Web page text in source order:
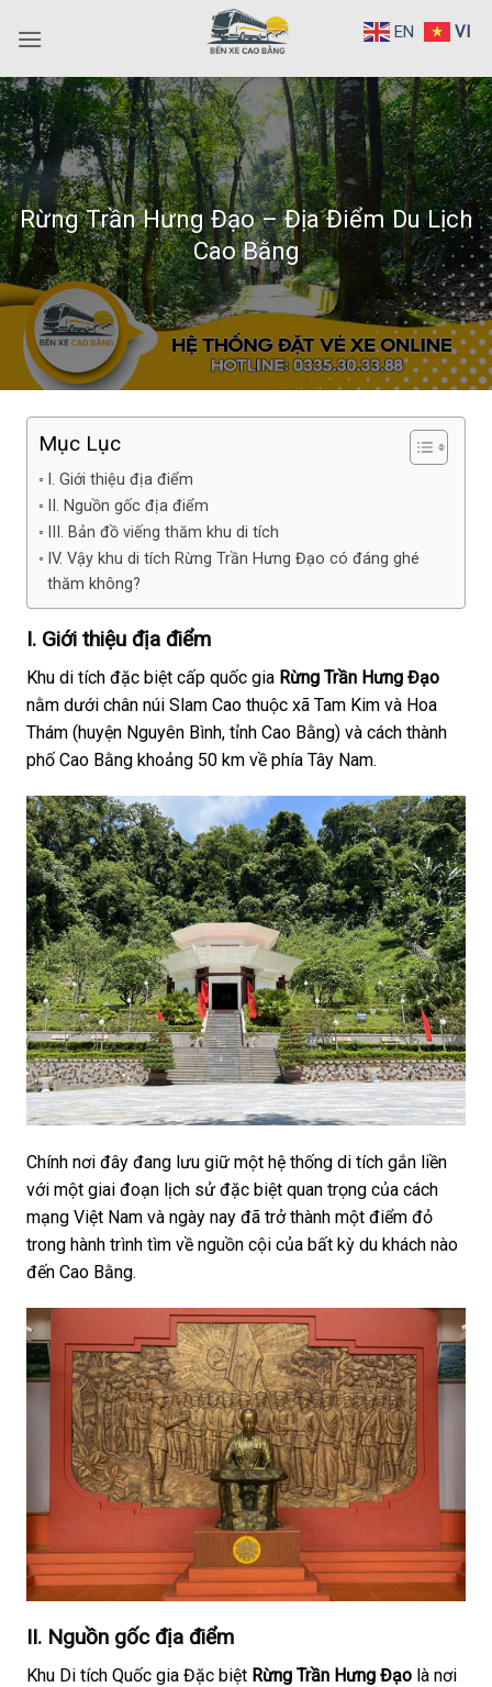
qua
dung
Rừng Trần Hưng Đạo – Địa Điểm Du Lịch
Cao Bằng
Mục Lục
I. Giới thiệu địa điểm
II. Nguồn gốc địa điểm
III. Bản đồ viếng thăm khu di tích
IV. Vậy khu di tích Rừng Trần Hưng Đạo có đáng ghé
thăm không?
I. Giới thiệu địa điểm
Khu di tích đặc biệt cấp quốc gia Rừng Trần Hưng Đạo
nằm dưới chân núi Slam Cao thuộc xã Tam Kim và Hoa
Thám (huyện Nguyên Bình, tỉnh Cao Bằng) và cách thành
phố Cao Bằng khoảng 50 km về phía Tây Nam.
Chính nơi đây đang lưu giữ một hệ thống di tích gắn liền
với một giai đoạn lịch sử đặc biệt quan trọng của cách
mạng Việt Nam và ngày nay đã trở thành một điểm đỏ
trong hành trình tìm về nguồn cội của bất kỳ du khách nào
đến Cao Bằng.
II. Nguồn gốc địa điểm
Khu Di tích Quốc gia Đặc biệt Rừng Trần Hưng Đạo là nơi
EN VI